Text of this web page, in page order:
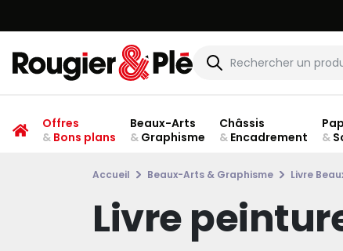
Offres
&Bons plans
Beaux-Arts
&Graphisme
Châssis
&Encadrement
&
Accueil Beaux-Arts & Graphisme Livre
Livre